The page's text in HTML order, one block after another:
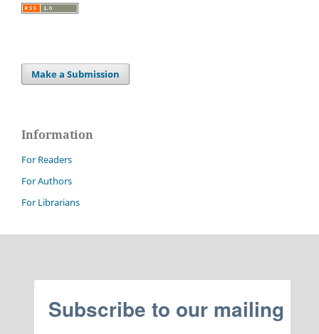
Make a Submission
Information
For Readers
For Authors
For Librarians